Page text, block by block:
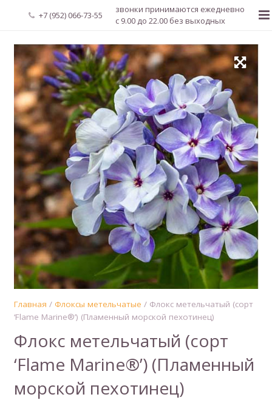
+7 (952) 066-73-55
звонки принимаются ежедневно
с 9.00 до 22.00 без выходных
Главная
О нас
Новости
Каталог растений
Доставка и оплата
Мой аккаунт
Регистрация
Главная / Флоксы метельчатые / Флокс метельчатый (сорт
‘Flame Marine®’) (Пламенный морской пехотинец)
Флокс метельчатый (сорт
‘Flame Marine®’) (Пламенный
морской пехотинец)